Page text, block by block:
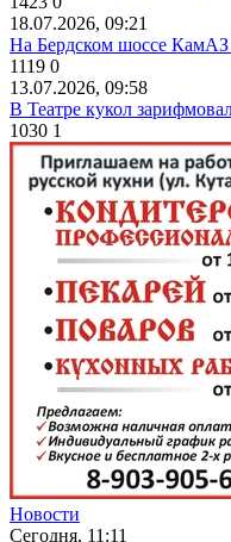
18.07.2026, 09:21
На Бердском шоссе КамАЗ
1119 0
13.07.2026, 09:58
В Театре кукол
1030 1
Новости
Сегодня, 11:11